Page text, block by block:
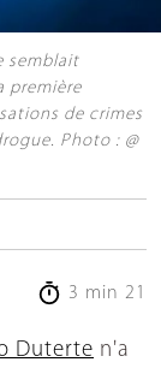
semblait
première
de crimes
Photo : @
3 min 21
Duterte n'a